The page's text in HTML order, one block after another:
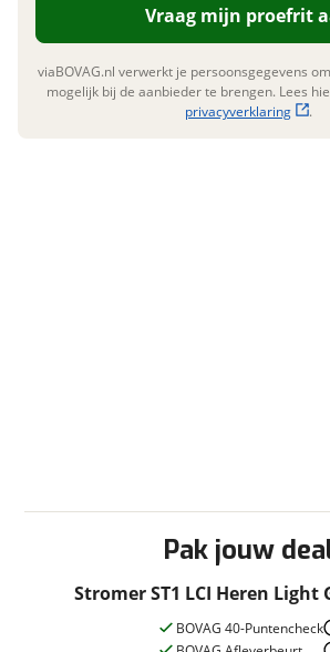
Pak jouw
Stromer ST1 LCI Heren Light
BOVAG 40-Puntencheck
Vraag mijn proefrit
viaBOVAG.nl verwerkt je persoonsgegevens
mogelijk bij de aanbieder te brengen. Lees
privacyverklaring
.